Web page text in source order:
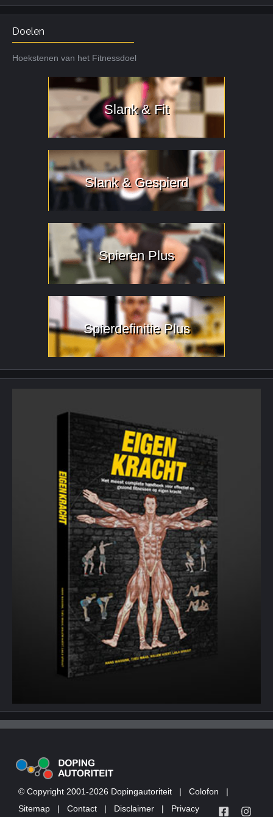
Doelen
Hoekstenen van het Fitnessdoel
Slank & Fit
Slank & Gespierd
Spieren Plus
Spierdefinitie Plus
© Copyright 2001-2026 Dopingautoriteit | Colofon
|
Sitemap
| Contact | Disclaimer | Privacy